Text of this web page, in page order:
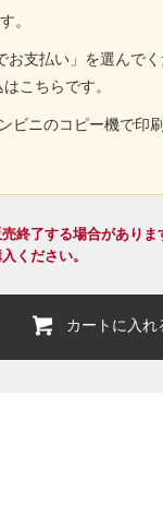
。
支払い」を選んでく
こちらです。
ビニのコピー機で印
終了する場合がありま
ください。
カートに入れ